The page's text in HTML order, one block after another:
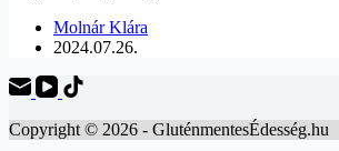
Molnár Klára
2024.07.26.
Copyright © 2026 - GluténmentesÉdesség.hu